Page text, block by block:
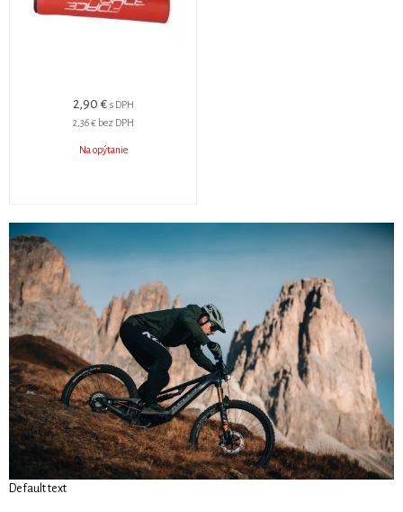
2,90 € s DPH
2,36 € bez DPH
Na opýtanie
Default text